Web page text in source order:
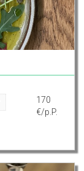
170
€/p.P.